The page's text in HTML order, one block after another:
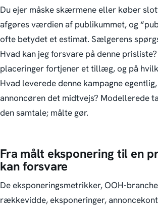
Du ejer måske skærmene eller køber
afgøres værdien af publikummet, og
ofte betydet et estimat. Sælgerens
Hvad kan jeg forsvare på denne
placeringer fortjener et tillæg, og på
Hvad leverede denne kampagne
annoncøren det midtvejs? Modellerede
den samtale; målte gør.
Fra målt eksponering til en
kan forsvare
De eksponeringsmetrikker, OOH-
rækkevidde, eksponeringer,